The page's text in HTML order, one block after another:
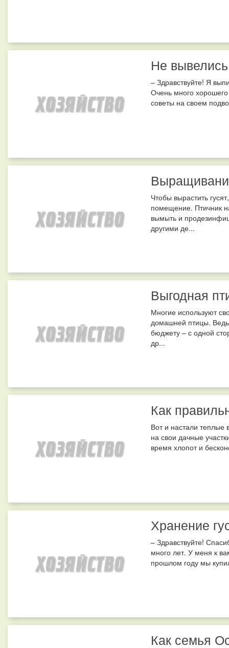
Не
– Здравствуйте! Я
Очень много
советы на своем
Чтобы вырастить
помещение. Птичник
вымыть и
другими де...
Выгодная
Многие используют
домашней птицы.
бюджету – с одной
др...
Как
Вот и настали теплые
на свои дачные
время хлопот и
Хранение
– Здравствуйте!
много лет. У меня к
прошлом году мы
Как семья